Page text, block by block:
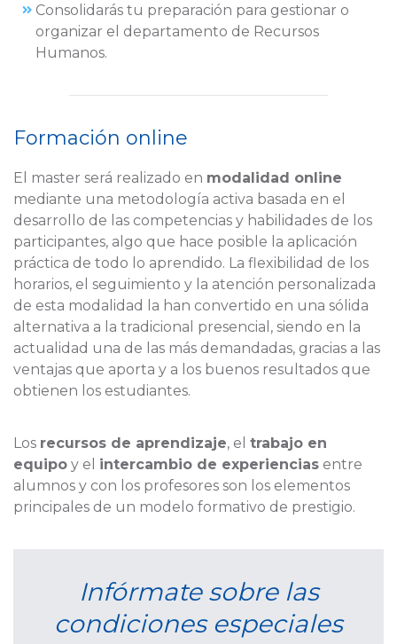
Consolidarás tu preparación para gestionar o
organizar el departamento de Recursos
Humanos.
Formación online
El master será realizado en modalidad online
mediante una metodología activa basada en el
desarrollo de las competencias y habilidades de los
participantes, algo que hace posible la aplicación
práctica de todo lo aprendido. La flexibilidad de los
horarios, el seguimiento y la atención personalizada
de esta modalidad la han convertido en una sólida
alternativa a la tradicional presencial, siendo en la
actualidad una de las más demandadas, gracias a las
ventajas que aporta y a los buenos resultados que
obtienen los estudiantes.
Los recursos de aprendizaje, el trabajo en
equipo y el intercambio de experiencias entre
alumnos y con los profesores son los elementos
principales de un modelo formativo de prestigio.
Infórmate sobre las
condiciones especiales